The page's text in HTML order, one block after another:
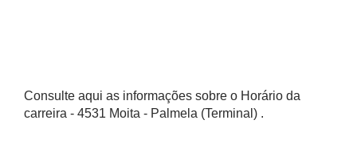
Consulte aqui as informações sobre o Horário da
carreira - 4531 Moita - Palmela (Terminal) .